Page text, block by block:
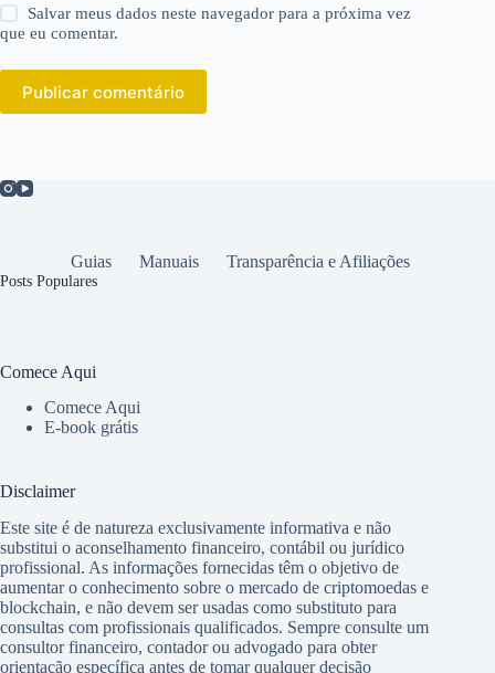
Salvar meus dados neste navegador para a próxima vez
que eu comentar.
Publicar comentário
Guias Manuais Transparência e Afiliações
Posts Populares
Comece Aqui
Comece Aqui
E-book grátis
Disclaimer
Este site é de natureza exclusivamente informativa e não
substitui o aconselhamento financeiro, contábil ou jurídico
profissional. As informações fornecidas têm o objetivo de
aumentar o conhecimento sobre o mercado de criptomoedas e
blockchain, e não devem ser usadas como substituto para
consultas com profissionais qualificados. Sempre consulte um
consultor financeiro, contador ou advogado para obter
orientação específica antes de tomar qualquer decisão